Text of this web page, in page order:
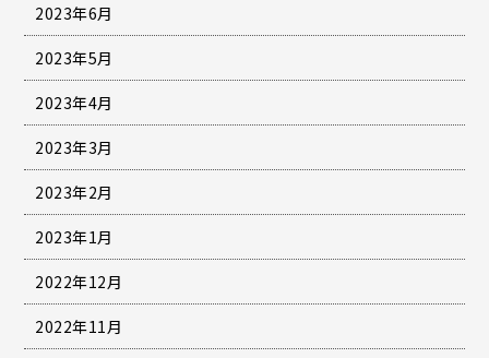
2023年6月
2023年5月
2023年4月
2023年3月
2023年2月
2023年1月
2022年12月
2022年11月